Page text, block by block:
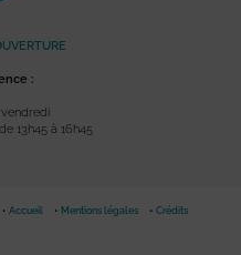
:
13h45 à 16h45
Accueil Mentions légales Crédits